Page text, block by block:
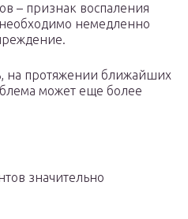
– признак воспаления
немедленно
на протяжении ближайших
может еще более
значительно